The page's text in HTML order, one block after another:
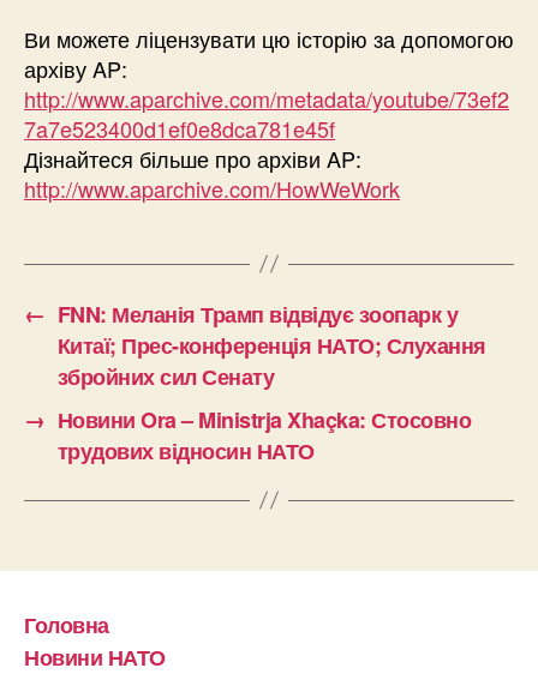
Ви можете ліцензувати цю історію за допомогою
архіву AP:
http://www.aparchive.com/metadata/youtube/73ef2
7a7e523400d1ef0e8dca781e45f
Дізнайтеся більше про архіви AP:
http://www.aparchive.com/HowWeWork
← FNN: Меланія Трамп відвідує зоопарк у
Китаї; Прес-конференція НАТО; Слухання
збройних сил Сенату
→ Новини Ora – Ministrja Xhaçka: Стосовно
трудових відносин НАТО
Головна
Новини НАТО